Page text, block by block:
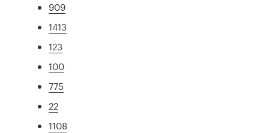
909
1413
123
100
775
22
1108